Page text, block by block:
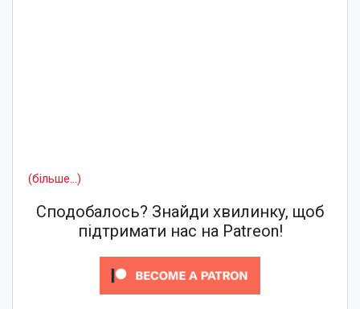
(більше…)
Сподобалось? Знайди хвилинку, щоб
підтримати нас на Patreon!